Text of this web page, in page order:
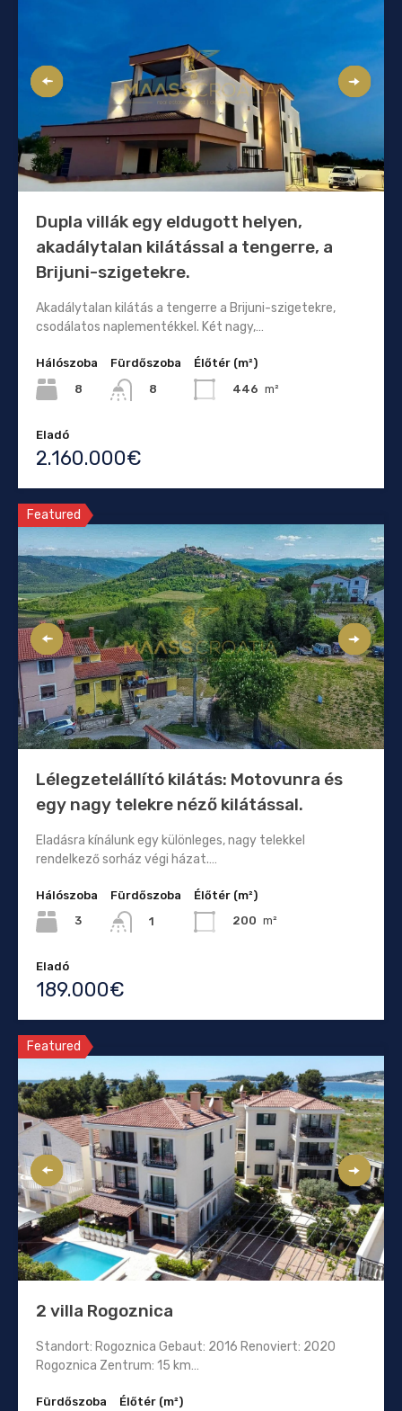
Dupla villák egy eldugott helyen,
akadálytalan kilátással a tengerre, a
Brijuni-szigetekre.
Akadálytalan kilátás a tengerre a Brijuni-szigetekre,
csodálatos naplementékkel. Két nagy,…
Hálószoba
8
Fürdőszoba
8
Élőtér (m²)
446 m²
Eladó
2.160.000€
Featured
Lélegzetelállító kilátás: Motovunra és
egy nagy telekre néző kilátással.
Eladásra kínálunk egy különleges, nagy telekkel
rendelkező sorház végi házat.…
Hálószoba
3
Fürdőszoba
1
Élőtér (m²)
200 m²
Eladó
189.000€
Featured
2 villa Rogoznica
Standort: Rogoznica Gebaut: 2016 Renoviert: 2020
Rogoznica Zentrum: 15 km…
Fürdőszoba
Élőtér (m²)